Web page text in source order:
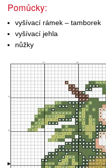
Pomůcky:
vyšívací rámek – tamborek
vyšívací jehla
nůžky